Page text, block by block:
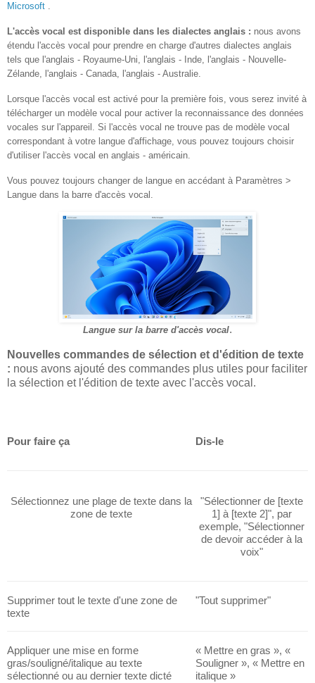
Microsoft .
L'accès vocal est disponible dans les dialectes anglais : nous avons
étendu l'accès vocal pour prendre en charge d'autres dialectes anglais
tels que l'anglais - Royaume-Uni, l'anglais - Inde, l'anglais - Nouvelle-
Zélande, l'anglais - Canada, l'anglais - Australie.
Lorsque l'accès vocal est activé pour la première fois, vous serez invité à
télécharger un modèle vocal pour activer la reconnaissance des données
vocales sur l'appareil. Si l'accès vocal ne trouve pas de modèle vocal
correspondant à votre langue d'affichage, vous pouvez toujours choisir
d'utiliser l'accès vocal en anglais - américain.
Vous pouvez toujours changer de langue en accédant à Paramètres >
Langue dans la barre d'accès vocal.
Langue sur la barre d'accès vocal.
Nouvelles commandes de sélection et d'édition de texte
: nous avons ajouté des commandes plus utiles pour faciliter
la sélection et l'édition de texte avec l'accès vocal.
Pour faire ça Dis-le
Sélectionnez une plage de texte dans la
zone de texte
"Sélectionner de [texte
1] à [texte 2]", par
exemple, "Sélectionner
de devoir accéder à la
voix"
Supprimer tout le texte d'une zone de
texte
"Tout supprimer"
Appliquer une mise en forme
gras/souligné/italique au texte
sélectionné ou au dernier texte dicté
« Mettre en gras », «
Souligner », « Mettre en
italique »